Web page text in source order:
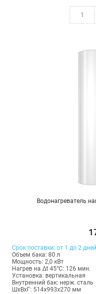
Водонагреватель
Срок поставки: от 1 до 2 дней
Объем бака: 80 л
Мощность: 2,0 кВт
Нагрев на Δt 45°С: 126 мин.
Установка: вертикальная
Внутренний бак: нерж. сталь
ШхВхГ: 514х993х270 мм